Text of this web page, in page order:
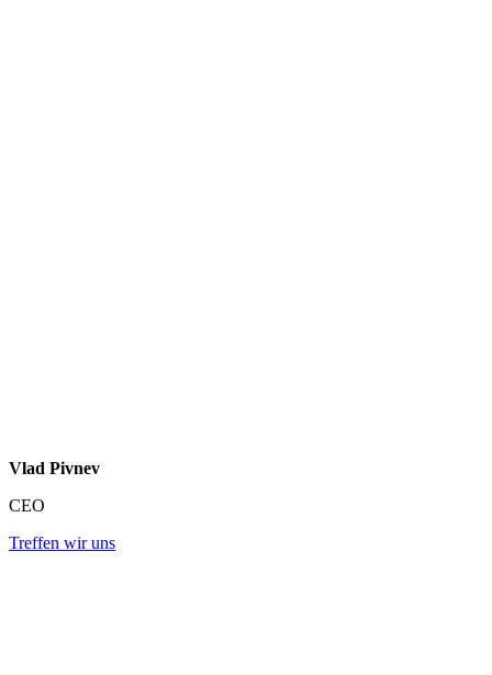
Vlad Pivnev
CEO
Treffen wir uns